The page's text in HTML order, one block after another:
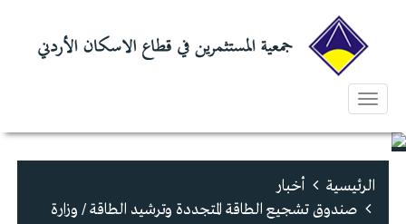
Toggle
navigation
الرئيسية
أخبار
صندوق تشجيع الطاقة المتجددة وترشيد الطاقة / وزارة